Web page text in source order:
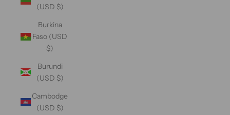
(USD $)
Burkina
Faso (USD
$)
Burundi
(USD $)
Cambodge
(USD $)